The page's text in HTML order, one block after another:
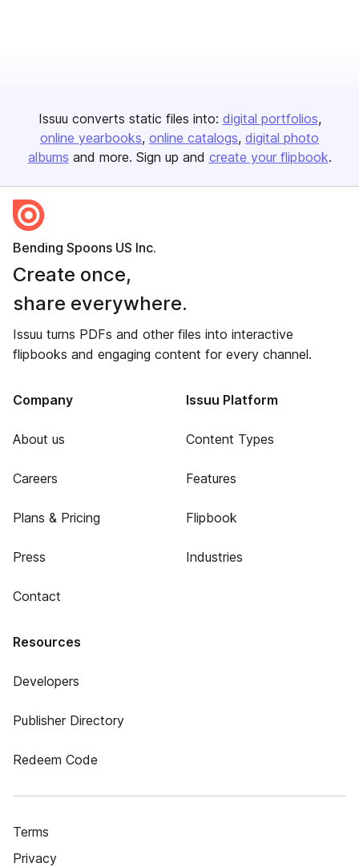
Issuu converts static files into: digital portfolios
online yearbooks online catalogs digital photo
albums and more. Sign up and create your flipbook.
Bending Spoons US Inc.
Create once,
share everywhere.
Issuu turns PDFs and other files into interactive
flipbooks and engaging content for every channel.
Company
About us
Careers
Plans & Pricing
Press
Contact
Issuu Platform
Content Types
Features
Flipbook
Industries
Resources
Developers
Publisher Directory
Redeem Code
Terms
Privacy